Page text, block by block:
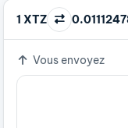
1 XTZ
Vous envoyez